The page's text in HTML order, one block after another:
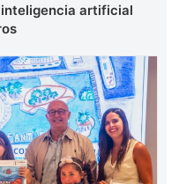
artificial